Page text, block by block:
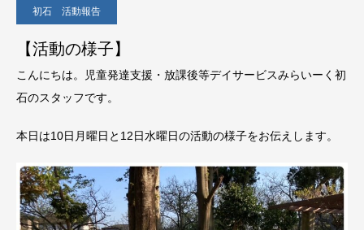
初石 活動報告
【活動の様子】
こんにちは。児童発達支援・放課後等デイサービスみらいーく初
石のスタッフです。
本日は10日月曜日と12日水曜日の活動の様子をお伝えします。